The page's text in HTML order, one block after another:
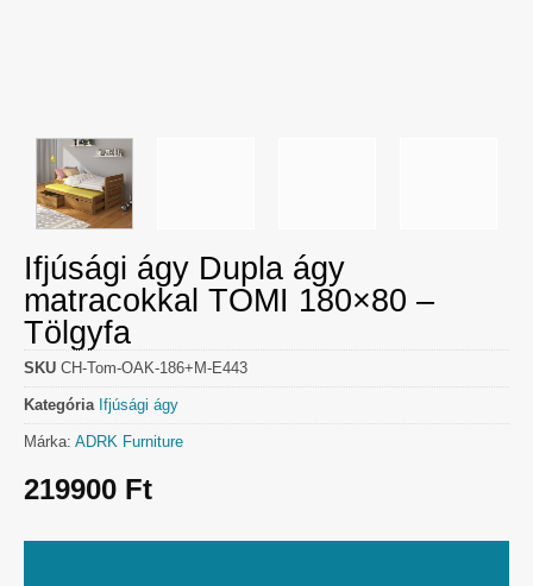
Ifjúsági ágy Dupla ágy
matracokkal TOMI 180×80 –
Tölgyfa
SKU CH-Tom-OAK-186+M-E443
Kategória Ifjúsági ágy
Márka: ADRK Furniture
219900 Ft